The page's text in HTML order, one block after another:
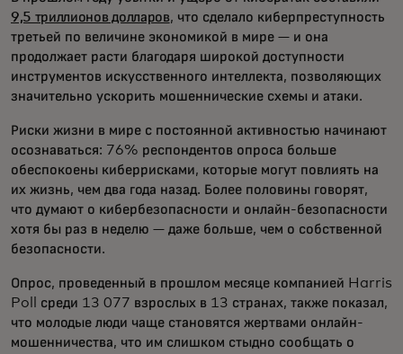
9,5 триллионов долларов, что сделало киберпреступность
третьей по величине экономикой в мире — и она
продолжает расти благодаря широкой доступности
инструментов искусственного интеллекта, позволяющих
значительно ускорить мошеннические схемы и атаки.
Риски жизни в мире с постоянной активностью начинают
осознаваться: 76% респондентов опроса больше
обеспокоены киберрисками, которые могут повлиять на
их жизнь, чем два года назад. Более половины говорят,
что думают о кибербезопасности и онлайн-безопасности
хотя бы раз в неделю — даже больше, чем о собственной
безопасности.
Опрос, проведенный в прошлом месяце компанией Harris
Poll среди 13 077 взрослых в 13 странах, также показал,
что молодые люди чаще становятся жертвами онлайн-
мошенничества, что им слишком стыдно сообщать о